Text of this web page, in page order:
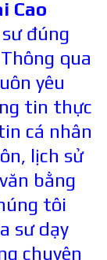
Cao
đúng
qua
yêu
tin thực
cá nhân
lịch sử
bằng
tôi
sư dạy
chuyên